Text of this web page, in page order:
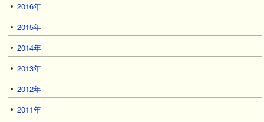
2016年
2015年
2014年
2013年
2012年
2011年